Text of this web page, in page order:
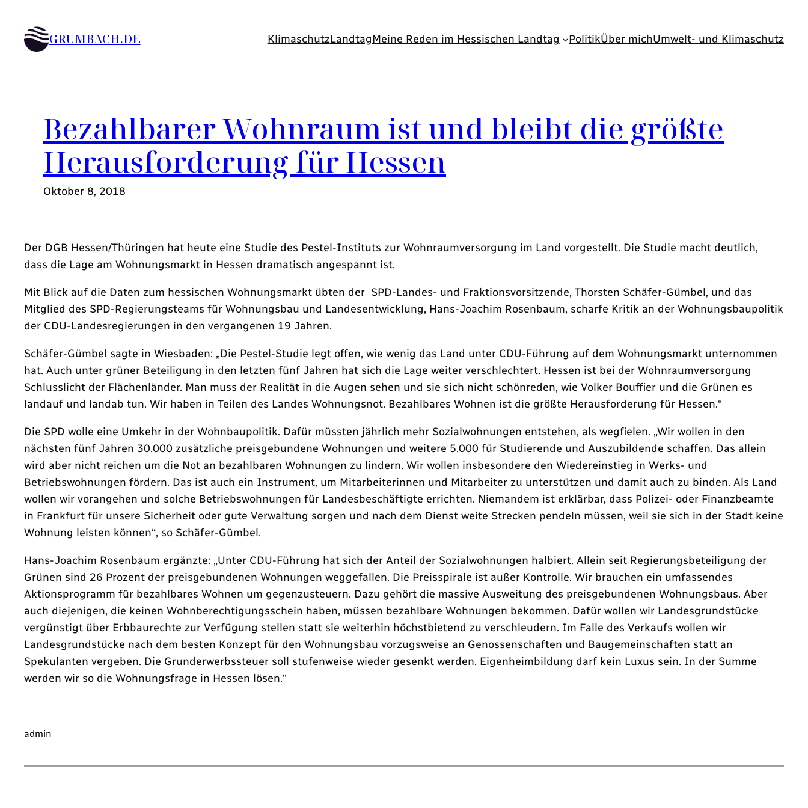
Inhalt
springenGRUMBACH.DE KlimaschutzLandtagMeine Reden im Hessischen Landtag PolitikÜber michUmwelt- und Klimaschutz
Bezahlbarer Wohnraum ist und bleibt die größte
Herausforderung für Hessen
Oktober 8, 2018
Der DGB Hessen/Thüringen hat heute eine Studie des Pestel-Instituts zur Wohnraumversorgung im Land vorgestellt. Die Studie macht deutlich,
dass die Lage am Wohnungsmarkt in Hessen dramatisch angespannt ist.
Mit Blick auf die Daten zum hessischen Wohnungsmarkt übten der SPD-Landes- und Fraktionsvorsitzende, Thorsten Schäfer-Gümbel, und das
Mitglied des SPD-Regierungsteams für Wohnungsbau und Landesentwicklung, Hans-Joachim Rosenbaum, scharfe Kritik an der Wohnungsbaupolitik
der CDU-Landesregierungen in den vergangenen 19 Jahren.
Schäfer-Gümbel sagte in Wiesbaden: „Die Pestel-Studie legt offen, wie wenig das Land unter CDU-Führung auf dem Wohnungsmarkt unternommen
hat. Auch unter grüner Beteiligung in den letzten fünf Jahren hat sich die Lage weiter verschlechtert. Hessen ist bei der Wohnraumversorgung
Schlusslicht der Flächenländer. Man muss der Realität in die Augen sehen und sie sich nicht schönreden, wie Volker Bouffier und die Grünen es
landauf und landab tun. Wir haben in Teilen des Landes Wohnungsnot. Bezahlbares Wohnen ist die größte Herausforderung für Hessen.“
Die SPD wolle eine Umkehr in der Wohnbaupolitik. Dafür müssten jährlich mehr Sozialwohnungen entstehen, als wegfielen. „Wir wollen in den
nächsten fünf Jahren 30.000 zusätzliche preisgebundene Wohnungen und weitere 5.000 für Studierende und Auszubildende schaffen. Das allein
wird aber nicht reichen um die Not an bezahlbaren Wohnungen zu lindern. Wir wollen insbesondere den Wiedereinstieg in Werks- und
Betriebswohnungen fördern. Das ist auch ein Instrument, um Mitarbeiterinnen und Mitarbeiter zu unterstützen und damit auch zu binden. Als Land
wollen wir vorangehen und solche Betriebswohnungen für Landesbeschäftigte errichten. Niemandem ist erklärbar, dass Polizei- oder Finanzbeamte
in Frankfurt für unsere Sicherheit oder gute Verwaltung sorgen und nach dem Dienst weite Strecken pendeln müssen, weil sie sich in der Stadt keine
Wohnung leisten können“, so Schäfer-Gümbel.
Hans-Joachim Rosenbaum ergänzte: „Unter CDU-Führung hat sich der Anteil der Sozialwohnungen halbiert. Allein seit Regierungsbeteiligung der
Grünen sind 26 Prozent der preisgebundenen Wohnungen weggefallen. Die Preisspirale ist außer Kontrolle. Wir brauchen ein umfassendes
Aktionsprogramm für bezahlbares Wohnen um gegenzusteuern. Dazu gehört die massive Ausweitung des preisgebundenen Wohnungsbaus. Aber
auch diejenigen, die keinen Wohnberechtigungsschein haben, müssen bezahlbare Wohnungen bekommen. Dafür wollen wir Landesgrundstücke
vergünstigt über Erbbaurechte zur Verfügung stellen statt sie weiterhin höchstbietend zu verschleudern. Im Falle des Verkaufs wollen wir
Landesgrundstücke nach dem besten Konzept für den Wohnungsbau vorzugsweise an Genossenschaften und Baugemeinschaften statt an
Spekulanten vergeben. Die Grunderwerbssteuer soll stufenweise wieder gesenkt werden. Eigenheimbildung darf kein Luxus sein. In der Summe
werden wir so die Wohnungsfrage in Hessen lösen.“
admin